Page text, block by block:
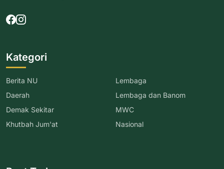
Kategori
Berita NU
Daerah
Demak Sekitar
Khutbah Jum'at
Lembaga
Lembaga dan Banom
MWC
Nasional